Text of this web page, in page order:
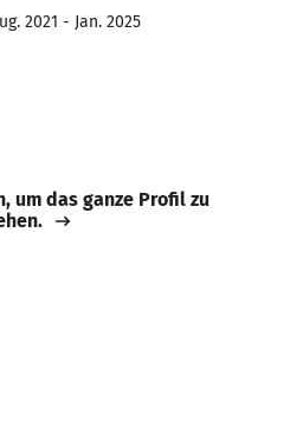
2021 - Jan. 2025
um das ganze Profil zu